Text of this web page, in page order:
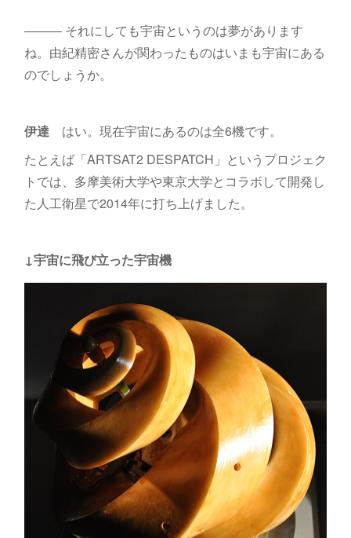
――― それにしても宇宙というのは夢があります
ね。由紀精密さんが関わったものはいまも宇宙にある
のでしょうか。
伊達はい。現在宇宙にあるのは全6機です。
たとえば「ARTSAT2 DESPATCH」というプロジェク
トでは、多摩美術大学や東京大学とコラボして開発し
た人工衛星で2014年に打ち上げました。
↓宇宙に飛び立った宇宙機